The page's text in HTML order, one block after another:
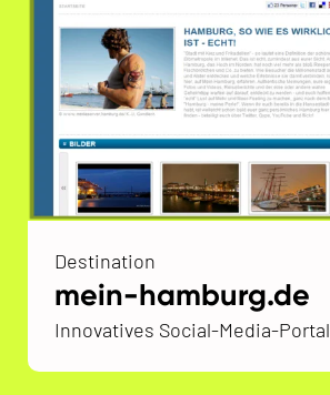
Destination
mein-hamburg.de
Innovatives Social-Media-Portal